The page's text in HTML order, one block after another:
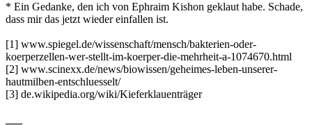
* Ein Gedanke, den ich von Ephraim Kishon geklaut habe. Schade,
dass mir das jetzt wieder einfallen ist.
[1] www.spiegel.de/wissenschaft/mensch/bakterien-oder-
koerperzellen-wer-stellt-im-koerper-die-mehrheit-a-1074670.html
[2] www.scinexx.de/news/biowissen/geheimes-leben-unserer-
hautmilben-entschluesselt/
[3] de.wikipedia.org/wiki/Kieferklauenträger